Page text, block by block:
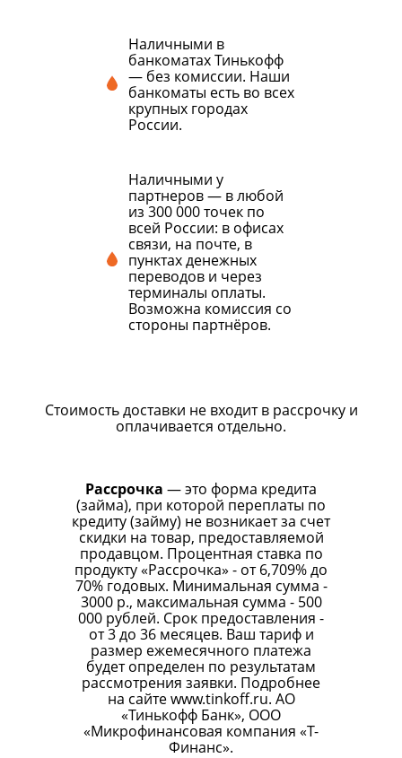
Наличными в
банкоматах Тинькофф
— без комиссии. Наши
банкоматы есть во всех
крупных городах
России.
Наличными у
партнеров — в любой
из 300 000 точек по
всей России: в офисах
связи, на почте, в
пунктах денежных
переводов и через
терминалы оплаты.
Возможна комиссия со
стороны партнёров.
Стоимость доставки не входит в рассрочку и
оплачивается отдельно.
Рассрочка — это форма кредита
(займа), при которой переплаты по
кредиту (займу) не возникает за счет
скидки на товар, предоставляемой
продавцом. Процентная ставка по
продукту «Рассрочка» - от 6,709% до
70% годовых. Минимальная сумма -
3000 р., максимальная сумма - 500
000 рублей. Срок предоставления -
от 3 до 36 месяцев. Ваш тариф и
размер ежемесячного платежа
будет определен по результатам
рассмотрения заявки. Подробнее
на сайтеwww.tinkoff.ru. АО
«Тинькофф Банк», ООО
«Микрофинансовая компания «Т-
Финанс».